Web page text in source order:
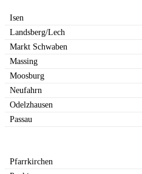
Isen
Landsberg/Lech
Markt Schwaben
Massing
Moosburg
Neufahrn
Odelzhausen
Passau
Pfarrkirchen